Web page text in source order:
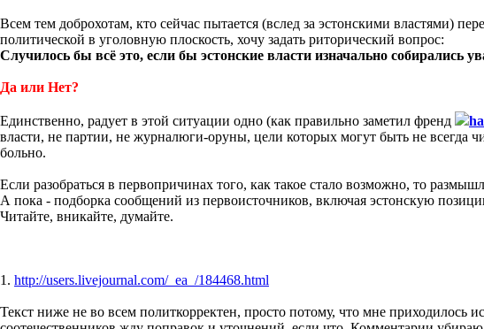
Всем тем доброхотам, кто сейчас пытается (вслед за эстонскими властями)
политической в уголовную плоскость, хочу задать риторический вопрос:
Случилось бы всё это, если бы эстонские власти изначально
Да или Нет?
Единственно, радует в этой ситуации одно (как правильно заметил френд
власти, не партии, не журналюги-оруны, цели которых могут быть не
больно.
Если разобраться в первопричинах того, как такое стало возможно, то
А пока - подборка сообщений из первоисточников, включая эстонскую
Читайте, вникайте, думайте.
1. http://users.livejournal.com/_ea_/184468.html
Текст ниже не во всем политкорректен, просто потому, что мне